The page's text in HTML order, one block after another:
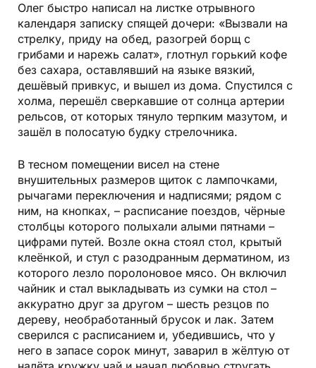
Олег быстро написал на листке отрывного
календаря записку спящей дочери: «Вызвали на
стрелку, приду на обед, разогрей борщ с
грибами и нарежь салат», глотнул горький кофе
без сахара, оставлявший на языке вязкий,
дешёвый привкус, и вышел из дома. Спустился с
холма, перешёл сверкавшие от солнца артерии
рельсов, от которых тянуло терпким мазутом, и
зашёл в полосатую будку стрелочника.
В тесном помещении висел на стене
внушительных размеров щиток с лампочками,
рычагами переключения и надписями; рядом с
ним, на кнопках, – расписание поездов, чёрные
столбцы которого полыхали алыми пятнами –
цифрами путей. Возле окна стоял стол, крытый
клеёнкой, и стул с разодранным дерматином, из
которого лезло поролоновое мясо. Он включил
чайник и стал выкладывать из сумки на стол –
аккуратно друг за другом – шесть резцов по
дереву, необработанный брусок и лак. Затем
сверился с расписанием и, убедившись, что у
него в запасе сорок минут, заварил в жёлтую от